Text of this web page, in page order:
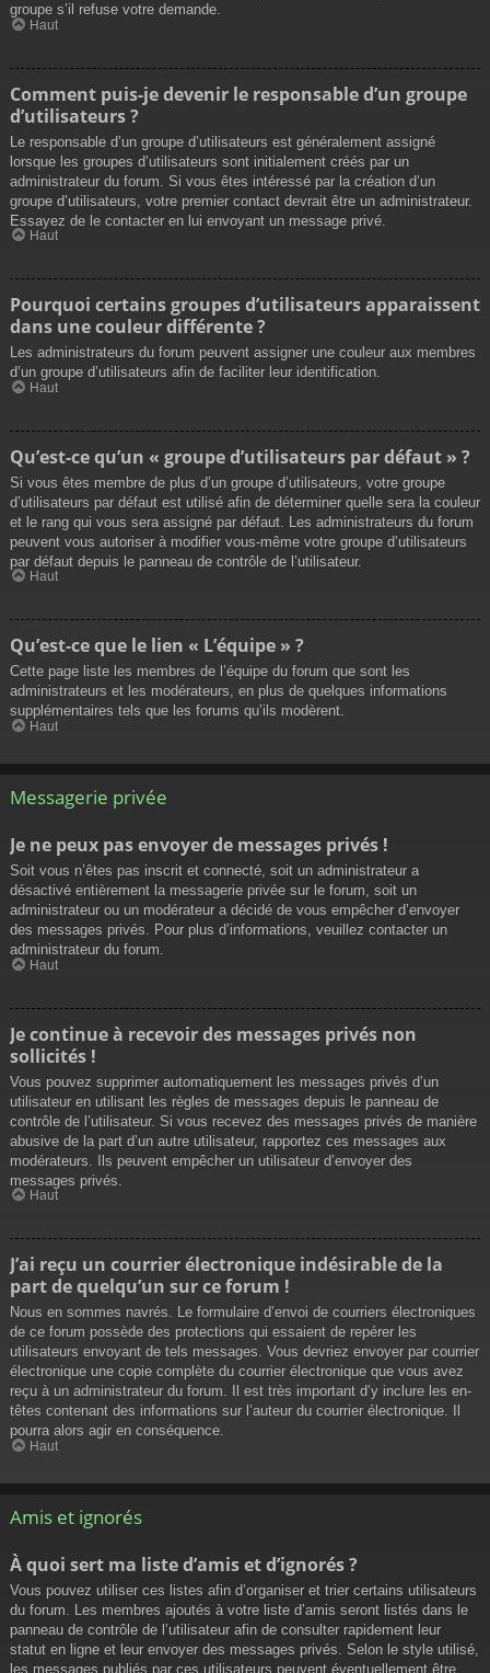
groupe s’il refuse votre demande.
Haut
Comment puis-je devenir le responsable d’un groupe
d’utilisateurs ?
Le responsable d’un groupe d’utilisateurs est généralement assigné
lorsque les groupes d’utilisateurs sont initialement créés par un
administrateur du forum. Si vous êtes intéressé par la création d’un
groupe d’utilisateurs, votre premier contact devrait être un administrateur.
Essayez de le contacter en lui envoyant un message privé.
Haut
Pourquoi certains groupes d’utilisateurs apparaissent
dans une couleur différente ?
Les administrateurs du forum peuvent assigner une couleur aux membres
d’un groupe d’utilisateurs afin de faciliter leur identification.
Haut
Qu’est-ce qu’un « groupe d’utilisateurs par défaut » ?
Si vous êtes membre de plus d’un groupe d’utilisateurs, votre groupe
d’utilisateurs par défaut est utilisé afin de déterminer quelle sera la couleur
et le rang qui vous sera assigné par défaut. Les administrateurs du forum
peuvent vous autoriser à modifier vous-même votre groupe d’utilisateurs
par défaut depuis le panneau de contrôle de l’utilisateur.
Haut
Qu’est-ce que le lien « L’équipe » ?
Cette page liste les membres de l’équipe du forum que sont les
administrateurs et les modérateurs, en plus de quelques informations
supplémentaires tels que les forums qu’ils modèrent.
Haut
Messagerie privée
Je ne peux pas envoyer de messages privés !
Soit vous n’êtes pas inscrit et connecté, soit un administrateur a
désactivé entièrement la messagerie privée sur le forum, soit un
administrateur ou un modérateur a décidé de vous empêcher d’envoyer
des messages privés. Pour plus d’informations, veuillez contacter un
administrateur du forum.
Haut
Je continue à recevoir des messages privés non
sollicités !
Vous pouvez supprimer automatiquement les messages privés d’un
utilisateur en utilisant les règles de messages depuis le panneau de
contrôle de l’utilisateur. Si vous recevez des messages privés de manière
abusive de la part d’un autre utilisateur, rapportez ces messages aux
modérateurs. Ils peuvent empêcher un utilisateur d’envoyer des
messages privés.
Haut
J’ai reçu un courrier électronique indésirable de la
part de quelqu’un sur ce forum !
Nous en sommes navrés. Le formulaire d’envoi de courriers électroniques
de ce forum possède des protections qui essaient de repérer les
utilisateurs envoyant de tels messages. Vous devriez envoyer par courrier
électronique une copie complète du courrier électronique que vous avez
reçu à un administrateur du forum. Il est très important d’y inclure les en-
têtes contenant des informations sur l’auteur du courrier électronique. Il
pourra alors agir en conséquence.
Haut
Amis et ignorés
À quoi sert ma liste d’amis et d’ignorés ?
Vous pouvez utiliser ces listes afin d’organiser et trier certains utilisateurs
du forum. Les membres ajoutés à votre liste d’amis seront listés dans le
panneau de contrôle de l’utilisateur afin de consulter rapidement leur
statut en ligne et leur envoyer des messages privés. Selon le style utilisé,
les messages publiés par ces utilisateurs peuvent éventuellement être